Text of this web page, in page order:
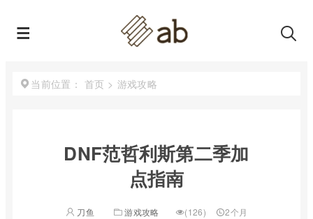
当前位置： 首页 > 游戏攻略
DNF范哲利斯第二季加
点指南
刀鱼 游戏攻略 (126)
2个月